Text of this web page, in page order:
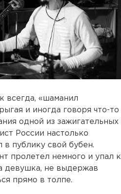
всегда, «шаманил
и иногда говоря что-то
одной из зажигательных
России настолько
в публику свой бубен.
пролетел немного и упал к
девушка, не выдержав
прямо в толпе.